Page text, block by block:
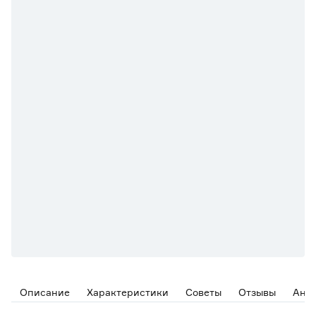
Описание Характеристики Советы Отзывы